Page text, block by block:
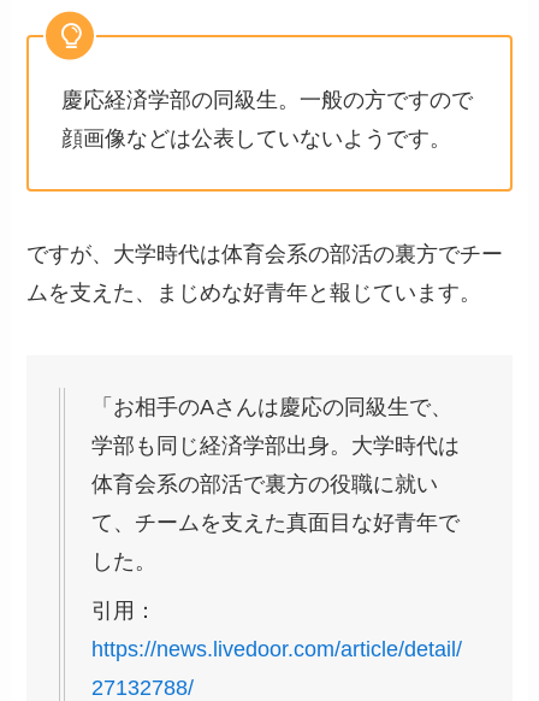
慶応経済学部の同級生。一般の方ですので
顔画像などは公表していないようです。
ですが、大学時代は体育会系の部活の裏方でチー
ムを支えた、まじめな好青年と報じています。
「お相手のAさんは慶応の同級生で、
学部も同じ経済学部出身。大学時代は
体育会系の部活で裏方の役職に就い
て、チームを支えた真面目な好青年で
した。
引用：
https://news.livedoor.com/article/detail/
27132788/